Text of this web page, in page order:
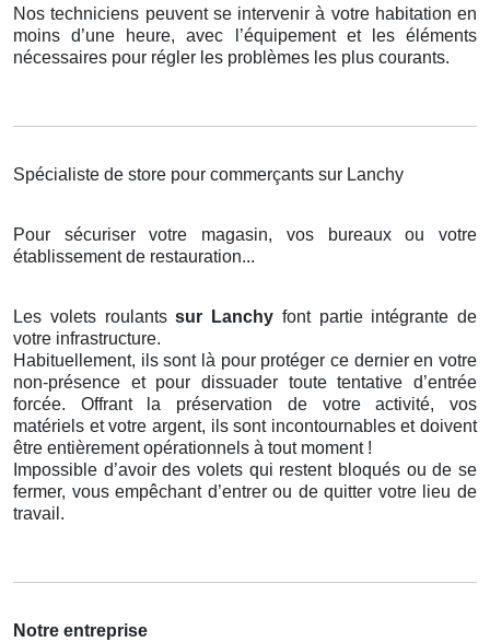
Nos techniciens peuvent se intervenir à votre habitation en
moins d’une heure, avec l’équipement et les éléments
nécessaires pour régler les problèmes les plus courants.
Spécialiste de store pour commerçants sur Lanchy
Pour sécuriser votre magasin, vos bureaux ou votre
établissement de restauration...
Les volets roulantssur Lanchy font partie intégrante de
votre infrastructure.
Habituellement, ils sont là pour protéger ce dernier en votre
non-présence et pour dissuader toute tentative d’entrée
forcée. Offrant la préservation de votre activité, vos
matériels et votre argent, ils sont incontournables et doivent
être entièrement opérationnels à tout moment !
Impossible d’avoir des volets qui restent bloqués ou de se
fermer, vous empêchant d’entrer ou de quitter votre lieu de
travail.
Notre entreprise